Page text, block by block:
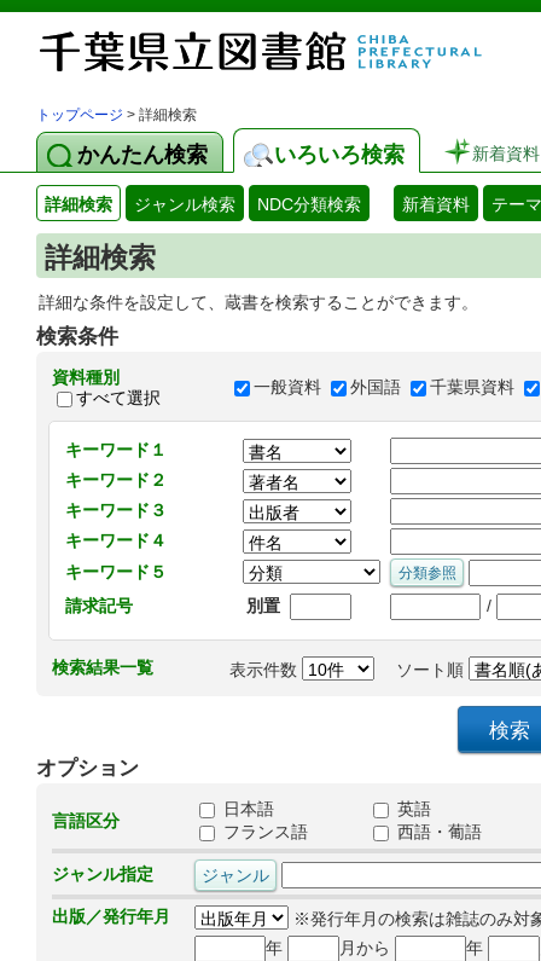
トップページ > 詳細検索
かんたん検索 いろいろ検索 新着資料
詳細検索 ジャンル検索 NDC分類検索 新着資料 テー
詳細検索
詳細な条件を設定して、蔵書を検索することができます。
検索条件
資料種別
すべて選択
一般資料 外国語 千葉県資料
キーワード１
キーワード２
キーワード３
キーワード４
キーワード５
請求記号
別置 /
検索結果一覧 表示件数 ソート順
オプション
言語区分
日本語
英語
フランス語
西語・葡語
ジャンル指定
出版／発行年月
※発行年月の検索は雑誌のみ対
年
月から 年